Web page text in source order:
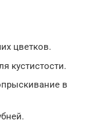
цветков.
кустистости.
в